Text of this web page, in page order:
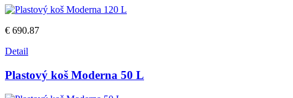
€ 690.87
Detail
Plastový koš Moderna 50 L